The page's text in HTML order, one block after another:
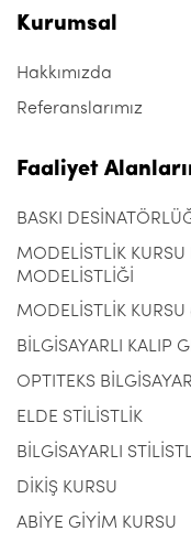
Kurumsal
Hakkımızda
Referanslarımız
Faaliyet
BASKI
MODELİSTLİK
MODELİSTLİĞİ
MODELİSTLİK
BİLGİSAYARLI KALIP
OPTITEKS
ELDE STİLİSTLİK
BİLGİSAYARLI
DİKİŞ KURSU
ABİYE GİYİM KURSU